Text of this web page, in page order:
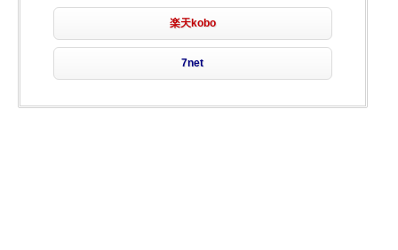
楽天kobo
7net